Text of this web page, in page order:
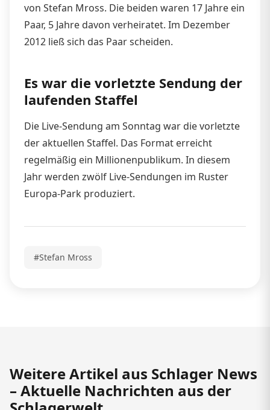
von Stefan Mross. Die beiden waren 17 Jahre ein
Paar, 5 Jahre davon verheiratet. Im Dezember
2012 ließ sich das Paar scheiden.
Es war die vorletzte Sendung der
laufenden Staffel
Die Live-Sendung am Sonntag war die vorletzte
der aktuellen Staffel. Das Format erreicht
regelmäßig ein Millionenpublikum. In diesem
Jahr werden zwölf Live-Sendungen im Ruster
Europa-Park produziert.
#Stefan Mross
Weitere Artikel aus Schlager News
– Aktuelle Nachrichten aus der